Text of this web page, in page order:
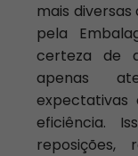
mais
pela
certeza de
apenas
eficiência.
reposições,